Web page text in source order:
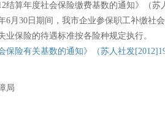
结算年度社会保险缴费基数的通知》（苏
6月30日期间，我市企业参保职工补缴社
业保险的待遇标准按各险种规定执行。
保险有关基数的通知》（苏人社发
局